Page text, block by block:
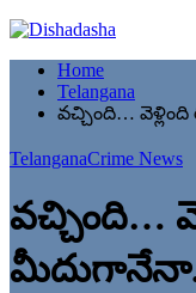
Home
Telangana
వచ్చింది…
TelanganaCrime News
వచ్చింది…